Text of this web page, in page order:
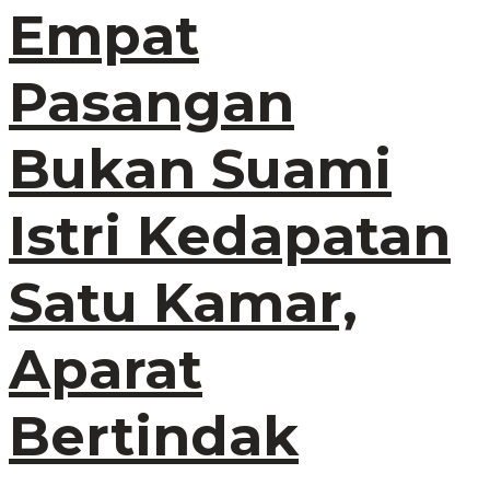
Empat
Pasangan
Bukan Suami
Istri Kedapatan
Satu Kamar,
Aparat
Bertindak